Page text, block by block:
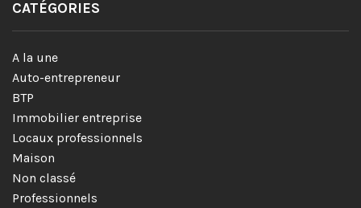
CATÉGORIES
A la une
Auto-entrepreneur
BTP
Immobilier entreprise
Locaux professionnels
Maison
Non classé
Professionnels